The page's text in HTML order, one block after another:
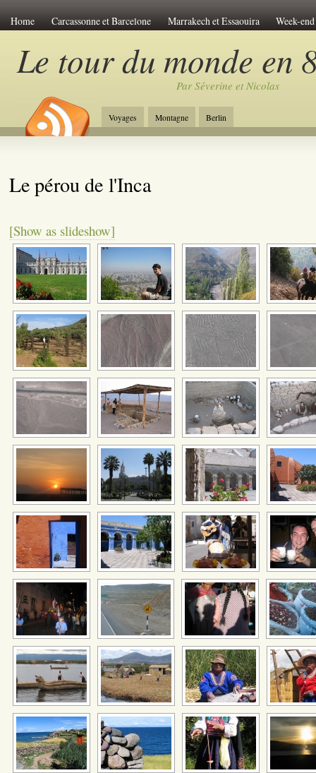
Home Carcassonne et Barcelone Marrakech et Essaouira
Week-
Venise Romantique
Week-end à Amsterdam Chine et Tibet
Découverte du Japon Le tour de Sicile
Jordanie et Désert
Week-end à Riga Week-end à Bratislava
New-York Stories
Le tour du monde en
Par Séverine et Nicolas
Voyages Montagne Berlin
Le pérou de l'Inca
[Show as slideshow]